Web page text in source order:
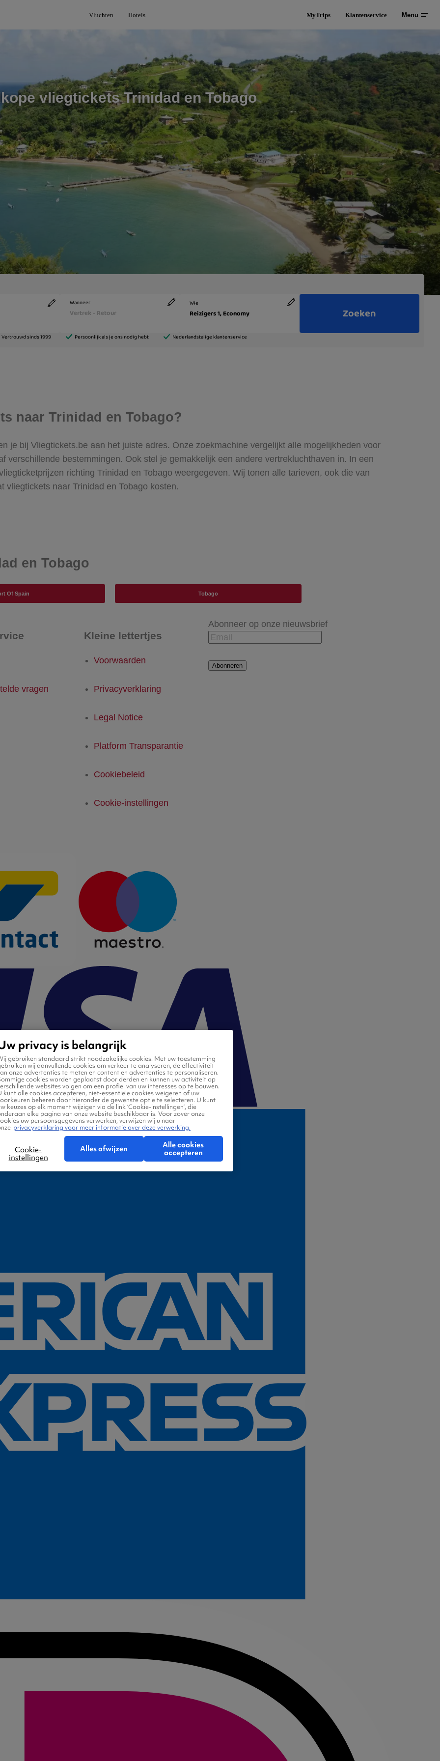
Vluchten Hotels MyTrips Klantenservice Menu
vliegtickets Trinidad en Tobago
naar Trinidad en Tobago?
je bij Vliegtickets.be aan het juiste adres. Onze zoekmachine vergelijkt alle mogelijkheden voor
verschillende bestemmingen. Ook stel je gemakkelijk een andere vertrekluchthaven in. In een
richting Trinidad en Tobago weergegeven. Wij tonen alle tarieven, ook die van
naar Trinidad en Tobago kosten.
en Tobago
Of Spain Tobago
vragen
Kleine lettertjes
Voorwaarden
Privacyverklaring
Legal Notice
Platform Transparantie
Cookiebeleid
Cookie-instellingen
Abonneer op onze nieuwsbrief
Abonneren
privacy is belangrijk
gebruiken standaard strikt noodzakelijke cookies. Met uw toestemming
wij aanvullende cookies om verkeer te analyseren, de effectiviteit
onze advertenties te meten en content en advertenties te personaliseren.
cookies worden geplaatst door derden en kunnen uw activiteit op
websites volgen om een profiel van uw interesses op te bouwen.
kunt alle cookies accepteren, niet-essentiële cookies weigeren of uw
beheren door hieronder de gewenste optie te selecteren. U kunt
keuzes op elk moment wijzigen via de link ‘Cookie-instellingen’, die
elke pagina van onze website beschikbaar is. Voor zover onze
uw persoonsgegevens verwerken, verwijzen wij u naar
privacyverklaring voor meer informatie over deze verwerking.
Cookie-
instellingen
Alles afwijzen
Alle cookies
accepteren